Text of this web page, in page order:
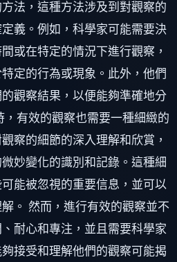
法，這種方法涉及到對觀察的
義。例如，科學家可能需要決
或在特定的情況下進行觀察，
定的行為或現象。此外，他們
觀察結果，以便能夠準確地分
有效的觀察也需要一種細緻的
察的細節的深入理解和欣賞，
妙變化的識別和記錄。這種細
能被忽視的重要信息，並可以
。 然而，進行有效的觀察並不
耐心和專注，並且需要科學家
接受和理解他們的觀察可能揭